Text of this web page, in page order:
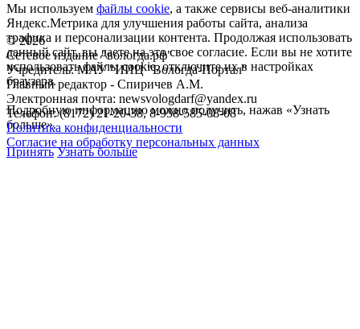
©2026
Сетевое издание "вологда.рф"
Учредитель: МАУ "ИИЦ "Вологда-Портал"
Главный редактор - Спиричев А.М.
Электронная почта: newsvologdarf@yandex.ru
Телефон: (8172) 21-20-38, 8-958-585-08-08
Политика конфиденциальности
Согласие на обработку персональных данных
Мы используем файлы cookie, а также сервисы веб-аналитики
Яндекс.Метрика для улучшения работы сайта, анализа
трафика и персонализации контента. Продолжая использовать
данный сайт, вы даете на это свое согласие. Если вы не хотите
использовать файлы cookie, отключите их в настройках
браузера.
Подробную информацию можно получить, нажав «Узнать
больше».
Принять Узнать больше